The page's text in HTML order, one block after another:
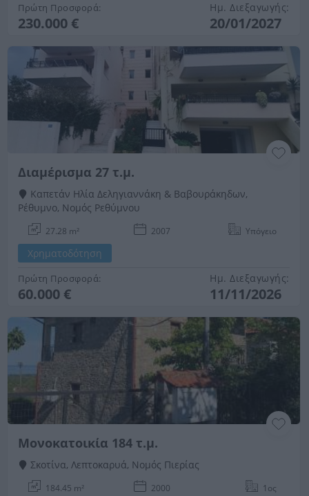
Πρώτη Προσφορά:
230.000 €
Ημ. Διεξαγωγής:
20/01/2027
Διαμέρισμα 27 τ.μ.
Καπετάν Ηλία Δεληγιαννάκη & Βαβουράκηδων,
Ρέθυμνο, Νομός Ρεθύμνου
27.28 m² 2007 Υπόγειο
Χρηματοδότηση
Πρώτη Προσφορά:
60.000 €
Ημ. Διεξαγωγής:
11/11/2026
Μονοκατοικία 184 τ.μ.
Σκοτίνα, Λεπτοκαρυά, Νομός Πιερίας
184.45 m² 2000 1ος